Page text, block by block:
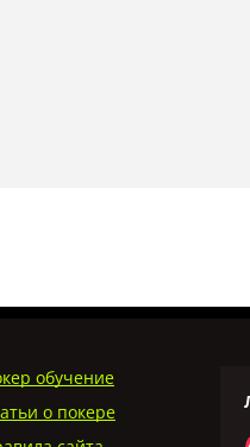
обучение
о покере